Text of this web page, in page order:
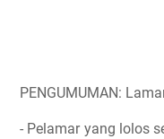
PENGUMUMAN:
- Pelamar yang lolos